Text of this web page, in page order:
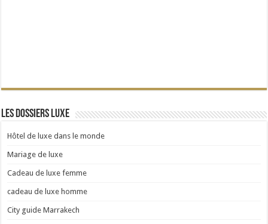
Les dossiers Luxe
Hôtel de luxe dans le monde
Mariage de luxe
Cadeau de luxe femme
cadeau de luxe homme
City guide Marrakech